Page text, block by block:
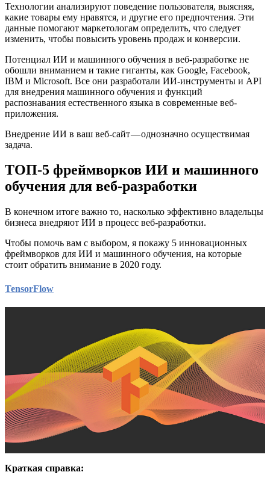
Технологии анализируют поведение пользователя, выясняя,
какие товары ему нравятся, и другие его предпочтения. Эти
данные помогают маркетологам определить, что следует
изменить, чтобы повысить уровень продаж и конверсии.
Потенциал ИИ и машинного обучения в веб-разработке не
обошли вниманием и такие гиганты, как Google, Facebook,
IBM и Microsoft. Все они разработали ИИ-инструменты и API
для внедрения машинного обучения и функций
распознавания естественного языка в современные веб-
приложения.
Внедрение ИИ в ваш веб-сайт — однозначно осуществимая
задача.
ТОП-5 фреймворков ИИ и машинного
обучения для веб-разработки
В конечном итоге важно то, насколько эффективно владельцы
бизнеса внедряют ИИ в процесс веб-разработки.
Чтобы помочь вам с выбором, я покажу 5 инновационных
фреймворков для ИИ и машинного обучения, на которые
стоит обратить внимание в 2020 году.
TensorFlow
Краткая справка: